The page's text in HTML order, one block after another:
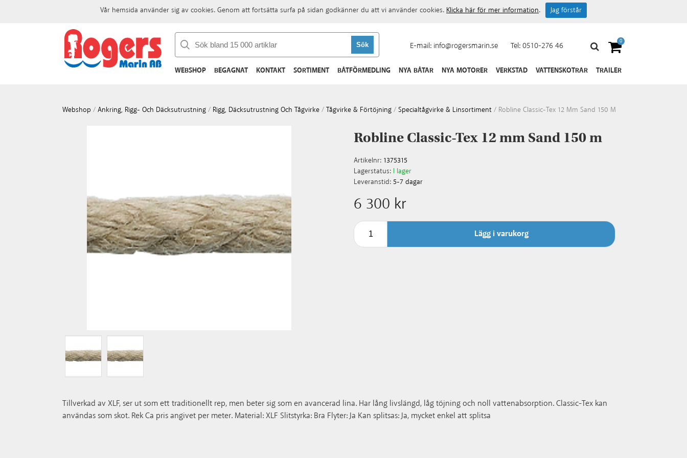
E-mail: info@rogersmarin.se Tel:0510-276 46 0
WEBSHOP BEGAGNAT KONTAKT SORTIMENT BÅTFÖRMEDLING NYA BÅTAR NYA MOTORER VERKSTAD VATTENSKOTRAR TRAILER
Webshop / Ankring, Rigg- Och Däcksutrustning / Rigg, Däcksutrustning Och Tågvirke / Tågvirke & Förtöjning / Specialtågvirke & Linsortiment / Robline Classic-Tex 12 Mm Sand 150 M
Robline Classic-Tex 12 mm Sand 150 m
Artikelnr: 1375315
Lagerstatus: I lager
Leveranstid: 5-7 dagar
6 300 kr
Lägg i varukorg
Tillverkad av XLF, ser ut som ett traditionellt rep, men beter sig som en avancerad lina. Har lång livslängd, låg töjning och noll vattenabsorption. Classic-Tex kan
användas som skot. Rek Ca pris angivet per meter. Material: XLF Slitstyrka: Bra Flyter: Ja Kan splitsas: Ja, mycket enkel att splitsa
Vår hemsida använder sig av cookies. Genom att fortsätta surfa på sidan godkänner du att vi använder cookies. Klicka här för mer information. Jag förstår